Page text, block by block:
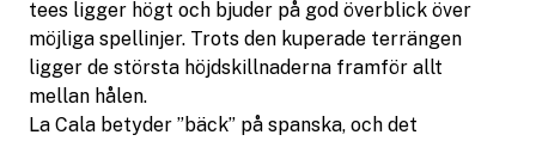
tees ligger högt och bjuder på god överblick över
möjliga spellinjer. Trots den kuperade terrängen
ligger de största höjdskillnaderna framför allt
mellan hålen.
La Cala betyder ”bäck” på spanska, och det